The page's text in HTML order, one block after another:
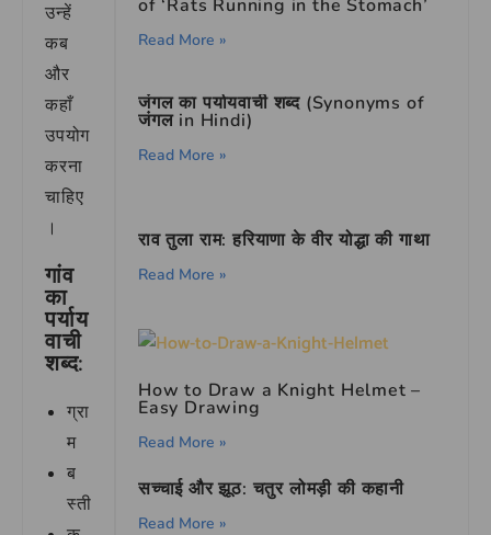
उन्हें
कब
और
कहाँ
उपयोग
करना
चाहिए
।
गांव
का
पर्याय
वाची
शब्द:
ग्रा
म
ब
स्ती
of ‘Rats Running in the Stomach’
Read More »
जंगल का पर्यायवाची शब्द (Synonyms of
जंगल in Hindi)
Read More »
राव तुला राम: हरियाणा के वीर योद्धा की गाथा
Read More »
How to Draw a Knight Helmet –
Easy Drawing
Read More »
सच्चाई और झूठ: चतुर लोमड़ी की कहानी
Read More »